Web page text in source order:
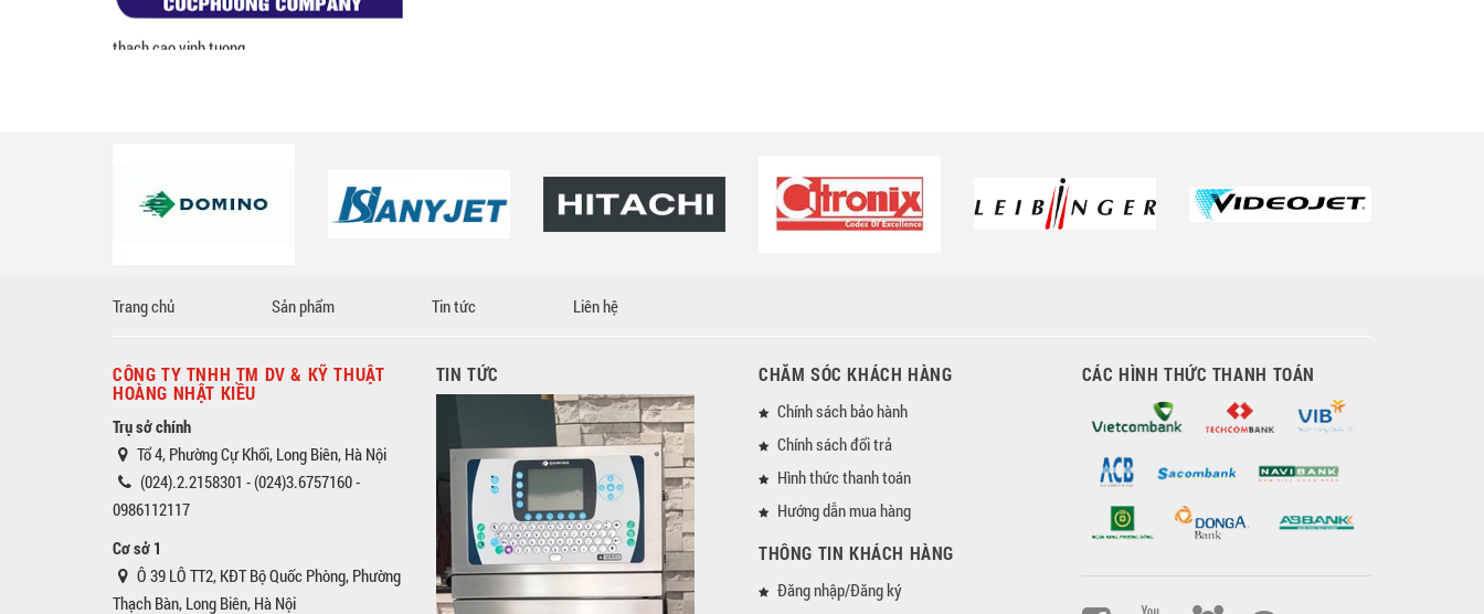
Trang chủ Sản phẩm Tin tức Liên hệ
CÔNG TY TNHH TM DV & KỸ THUẬT
HOÀNG NHẬT KIỀU
Trụ sở chính
Tổ 4, Phường Cự Khối, Long Biên, Hà Nội
(024).2.2158301 - (024)3.6757160 -
0986112117
Cơ sở 1
Ô 39 LÔ TT2, KĐT Bộ Quốc Phòng, Phường
Thạch Bàn, Long Biên, Hà Nội
TIN TỨC CHĂM SÓC KHÁCH HÀNG
Chính sách bảo hành
Chính sách đổi trả
Hình thức thanh toán
Hướng dẫn mua hàng
THÔNG TIN KHÁCH HÀNG
Đăng nhập/Đăng ký
CÁC HÌNH THỨC THANH TOÁN